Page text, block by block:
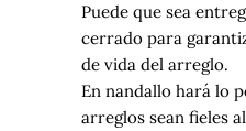
Puede que sea
cerrado para
de vida del arreglo.
En nandallo hará lo
arreglos sean fieles